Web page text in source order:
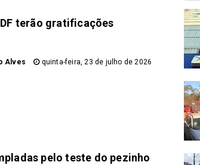
terão gratificações
Alves
quinta-feira, 23 de julho de 2026
pelo teste do pezinho